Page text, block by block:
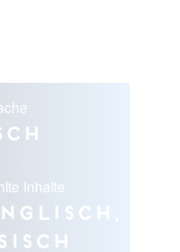
Inhalte